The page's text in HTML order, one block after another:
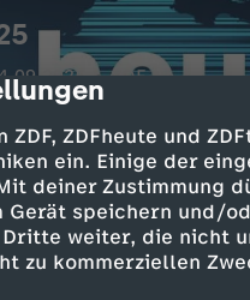
ZDFheute und
ein. Einige der
deiner Zustimmung
speichern und/
weiter, die nicht
zu kommerziellen
ZDF
2026;
Todesopfer;